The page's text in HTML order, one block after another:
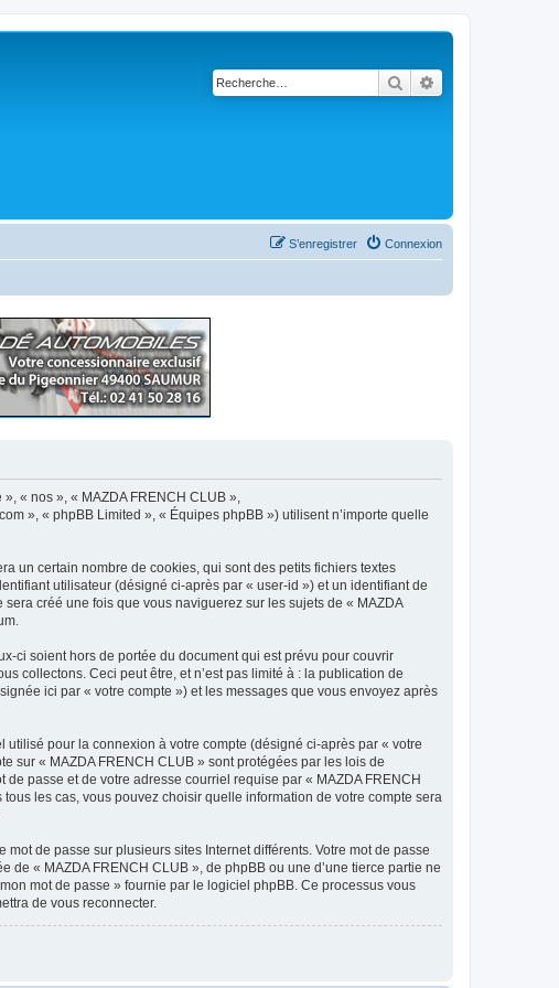
Rechercher
Connexion
S’enregistrer
« nos », « MAZDA FRENCH CLUB »,
», « phpBB Limited », « Équipes phpBB ») utilisent n’importe quelle
un certain nombre de cookies, qui sont des petits fichiers textes
utilisateur (désigné ci-après par « user-id ») et un identifiant de
créé une fois que vous naviguerez sur les sujets de « MAZDA
ci soient hors de portée du document qui est prévu pour couvrir
collectons. Ceci peut être, et n’est pas limité à : la publication de
ici par « votre compte ») et les messages que vous envoyez après
pour la connexion à votre compte (désigné ci-après par « votre
sur « MAZDA FRENCH CLUB » sont protégées par les lois de
passe et de votre adresse courriel requise par « MAZDA FRENCH
les cas, vous pouvez choisir quelle information de votre compte sera
de passe sur plusieurs sites Internet différents. Votre mot de passe
« MAZDA FRENCH CLUB », de phpBB ou une d’une tierce partie ne
mot de passe » fournie par le logiciel phpBB. Ce processus vous
de vous reconnecter.